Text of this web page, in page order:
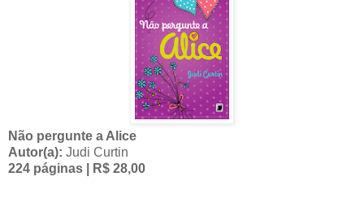
Não pergunte a Alice
Autor(a): Judi Curtin
224 páginas | R$ 28,00